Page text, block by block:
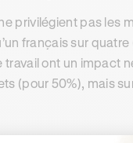
privilégient pas les
français sur
travail ont un
(pour 50%), mais